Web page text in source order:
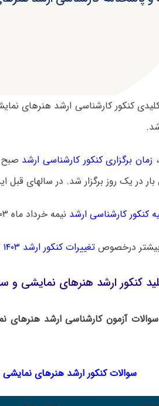
، زمان برگزاری کنکور کارشناسی ارشد
کنکور کارشناسی ارشد نیمه خرداد ماه ۱۴۰۳ تعیین شده است.
درخصوص تغییرات کنکور ارشد ۱۴۰۳
کنکور ارشد هنرهای نمایشی و سینما
سوالات آزمون کارشناسی ارشد هنرهای
سوالات کنکور ارشد هنرهای نمایشی و